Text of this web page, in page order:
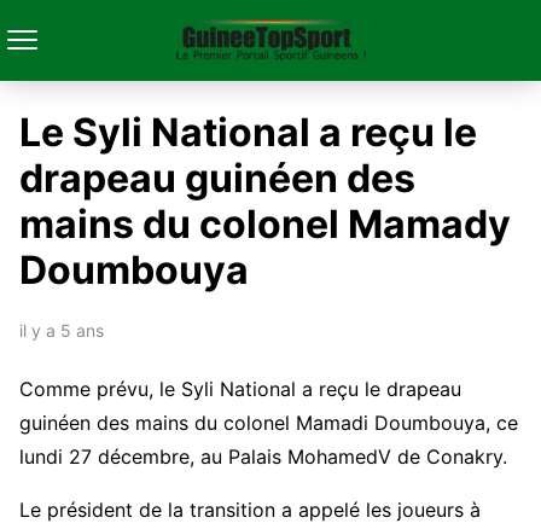
Le Syli National a reçu le
drapeau guinéen des
mains du colonel Mamady
Doumbouya
il y a 5 ans
Comme prévu, le Syli National a reçu le drapeau
guinéen des mains du colonel Mamadi Doumbouya, ce
lundi 27 décembre, au Palais MohamedV de Conakry.
Le président de la transition a appelé les joueurs à